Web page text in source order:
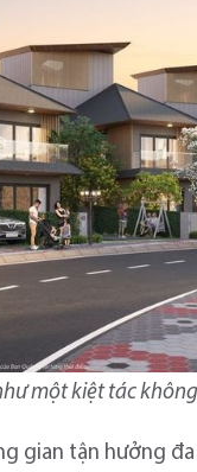
một kiệt tác
gian tận hưởng